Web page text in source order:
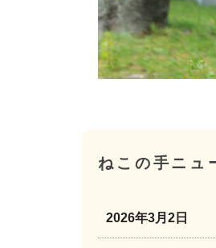
ねこの手ニュ
2026年3月2日